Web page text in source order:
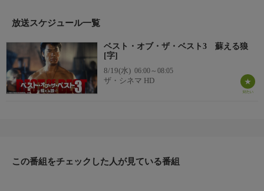
ーナ・ガーション、マーク・ロルストン、ピーター・シモンズ、
放送スケジュール一覧
ベスト・オブ・ザ・ベスト3 蘇える狼
[字]
8/19(水) 06:00～08:05
ザ・シネマ HD
この番組をチェックした人が見ている番組